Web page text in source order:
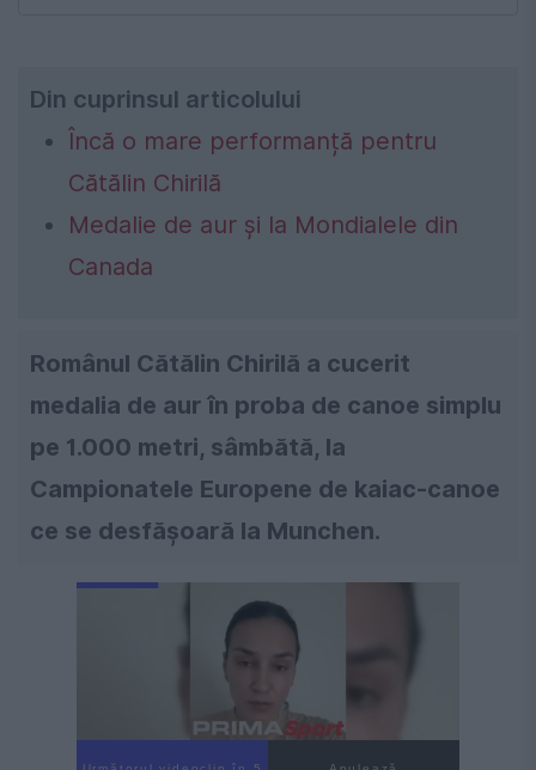
Din cuprinsul articolului
Încă o mare performanță pentru
Cătălin Chirilă
Medalie de aur și la Mondialele din
Canada
Românul Cătălin Chirilă a cucerit
medalia de aur în proba de canoe simplu
pe 1.000 metri, sâmbătă, la
Campionatele Europene de kaiac-canoe
ce se desfășoară la Munchen.